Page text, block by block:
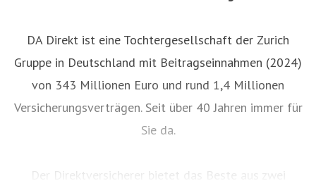
DA Direkt ist eine Tochtergesellschaft der Zurich
Gruppe in Deutschland mit Beitragseinnahmen (2024)
von 343 Millionen Euro und rund 1,4 Millionen
Versicherungsverträgen. Seit über 40 Jahren immer für
Sie da.
Der Direktversicherer bietet das Beste aus zwei